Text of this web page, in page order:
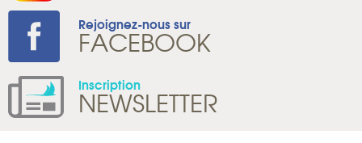
Rejoignez-nous sur
FACEBOOK
Inscription
NEWSLETTER